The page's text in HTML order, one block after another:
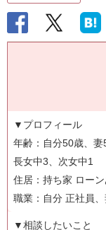
▼プロフィール
年齢：自分50歳、妻
長女中3、次女中1
住居：持ち家 ローン
職業：自分 正社員、
▼相談したいこと